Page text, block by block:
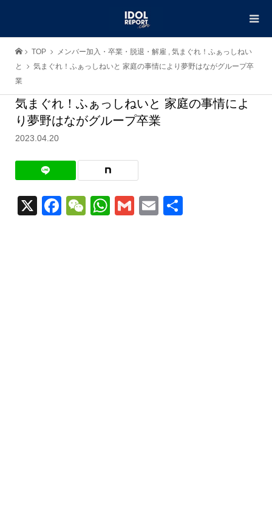
TOP メンバー加入・卒業・脱退・解雇 , 気まぐれ！ふぁっしねい
と
気まぐれ！ふぁっしねいと 家庭の事情により夢野はながグループ卒
業
気まぐれ！ふぁっしねいと 家庭の事情によ
り夢野はながグループ卒業
2023.04.20
X Facebook
WeChat
WhatsApp
GmailEmail